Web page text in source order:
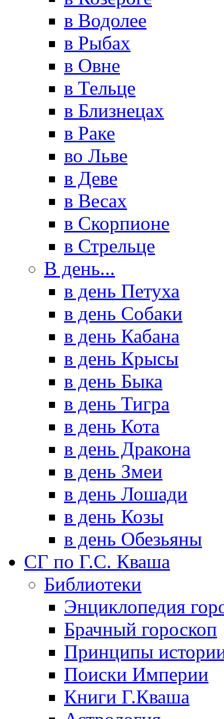
в Водолее
в Рыбах
в Овне
в Тельце
в Близнецах
в Раке
во Льве
в Деве
в Весах
в Скорпионе
в Стрельце
В день...
в день Петуха
в день Собаки
в день Кабана
в день Крысы
в день Быка
в день Тигра
в день Кота
в день Дракона
в день Змеи
в день Лошади
в день Козы
в день Обезьяны
СГ по Г.С. Кваша
Библиотеки
Энциклопедия
Брачный гороскоп
Принципы
Поиски Империи
Книги Г.Кваша